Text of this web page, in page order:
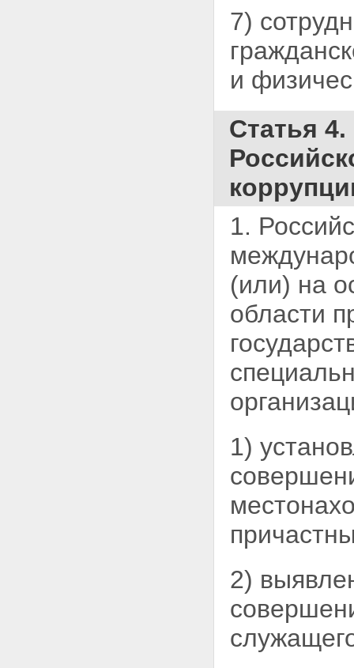
7)
и
Статья
1.
(или) на
области
1)
2)